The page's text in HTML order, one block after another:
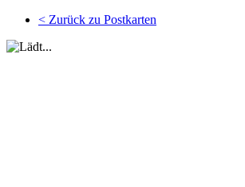
< Zurück zu Postkarten